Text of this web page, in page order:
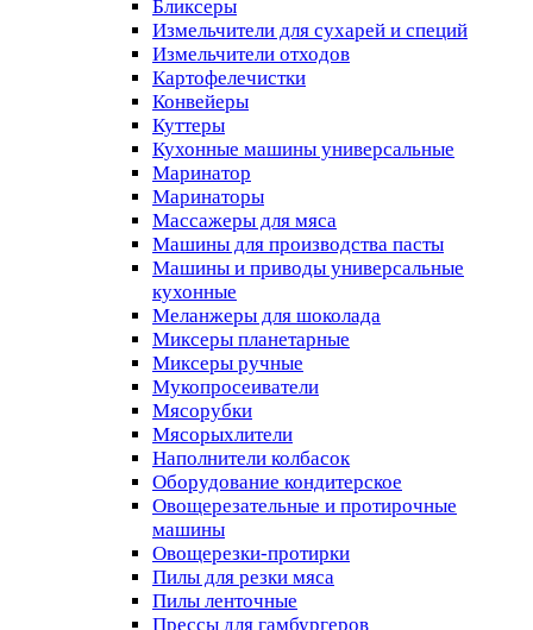
Бликсеры
Измельчители для сухарей и специй
Измельчители отходов
Картофелечистки
Конвейеры
Куттеры
Кухонные машины универсальные
Маринатор
Маринаторы
Массажеры для мяса
Машины для производства пасты
Машины и приводы универсальные
кухонные
Меланжеры для шоколада
Миксеры планетарные
Миксеры ручные
Мукопросеиватели
Мясорубки
Мясорыхлители
Наполнители колбасок
Оборудование кондитерское
Овощерезательные и протирочные
машины
Овощерезки-протирки
Пилы для резки мяса
Пилы ленточные
Прессы для гамбургеров